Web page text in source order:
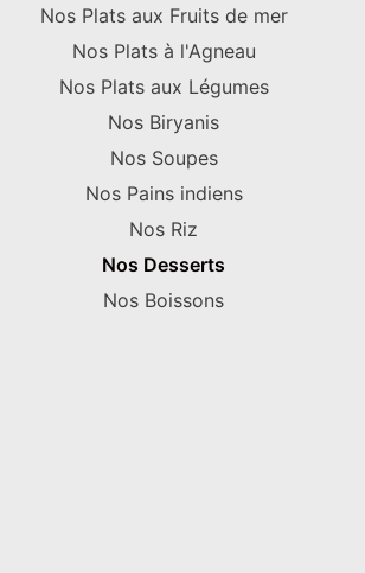
Nos Plats aux Fruits de mer
Nos Plats à l'Agneau
Nos Plats aux Légumes
Nos Biryanis
Nos Soupes
Nos Pains indiens
Nos Riz
Nos Desserts
Nos Boissons